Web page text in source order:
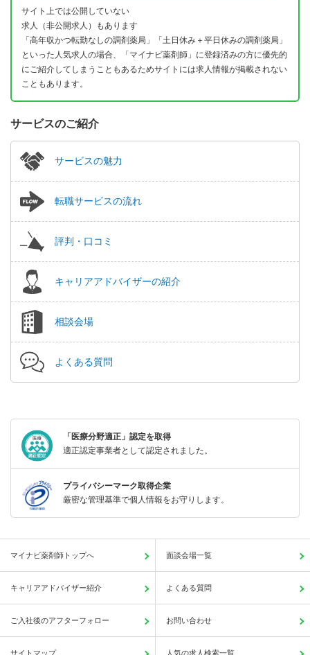
サイト上では公開していない
求人（非公開求人）もあります
「高年収かつ転勤なしの調剤薬局」「土日休み＋平日休みの調剤薬局」
といった人気求人の場合、「マイナビ薬剤師」に登録済みの方に優先的
にご紹介してしまうこともあるためサイトには求人情報が掲載されない
こともあります。
サービスのご紹介
サービスの魅力
転職サービスの流れ
評判・口コミ
キャリアアドバイザーの紹介
相談会場
よくある質問
「医療分野適正」認定を取得
適正認定事業者として認定されました。
プライバシーマーク取得企業
厳密な管理基準で個人情報をお守りします。
マイナビ薬剤師トップへ 面談会場一覧
キャリアアドバイザー紹介 よくある質問
ご入社後のアフターフォロー お問い合わせ
サイトマップ 人気の求人検索一覧